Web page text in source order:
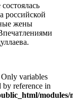
российской
жены
Only variables
by reference in